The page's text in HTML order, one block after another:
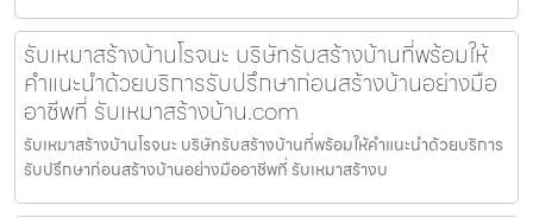
รับเหมาสร้างบ้านโรจนะ บริษัทรับสร้างบ้านที่พร้อมให้
คำแนะนำด้วยบริการรับปรึกษาก่อนสร้างบ้านอย่างมือ
อาชีพที่ รับเหมาสร้างบ้าน.com
รับเหมาสร้างบ้านโรจนะ บริษัทรับสร้างบ้านที่พร้อมให้คำแนะนำด้วยบริการ
รับปรึกษาก่อนสร้างบ้านอย่างมืออาชีพที่ รับเหมาสร้างบ